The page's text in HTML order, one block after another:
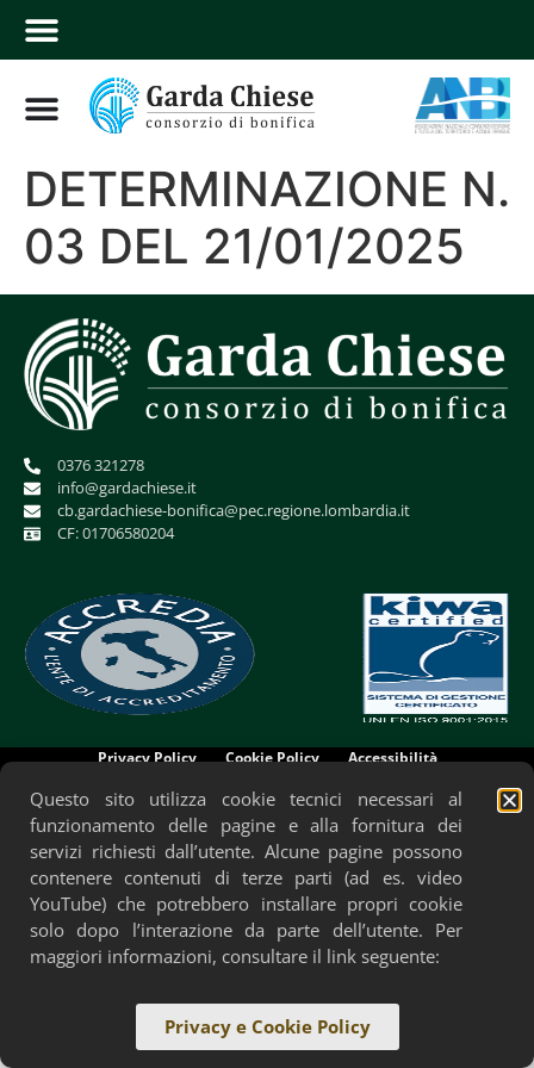
DETERMINAZIONE N.
03 DEL 21/01/2025
0376 321278
info@gardachiese.it
cb.gardachiese-bonifica@pec.regione.lombardia.it
CF: 01706580204
Privacy Policy Cookie Policy Accessibilità
Questo sito utilizza cookie tecnici necessari al
funzionamento delle pagine e alla fornitura dei
servizi richiesti dall’utente. Alcune pagine possono
contenere contenuti di terze parti (ad es. video
YouTube) che potrebbero installare propri cookie
solo dopo l’interazione da parte dell’utente. Per
maggiori informazioni, consultare il link seguente:
Privacy e Cookie Policy